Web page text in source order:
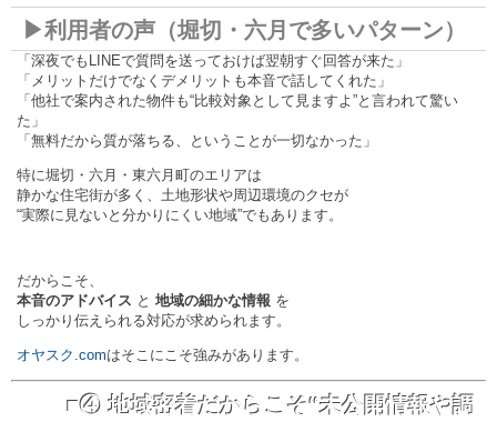
▶利用者の声（堀切・六月で多いパターン）
「深夜でもLINEで質問を送っておけば翌朝すぐ回答が来た」
「メリットだけでなくデメリットも本音で話してくれた」
「他社で案内された物件も“比較対象として見ますよ”と言われて驚い
た」
「無料だから質が落ちる、ということが一切なかった」
特に堀切・六月・東六月町のエリアは
静かな住宅街が多く、土地形状や周辺環境のクセが
“実際に見ないと分かりにくい地域”でもあります。
だからこそ、
本音のアドバイス と 地域の細かな情報 を
しっかり伝えられる対応が求められます。
オヤスク.comはそこにこそ強みがあります。
■④ 地域密着だからこそ“未公開情報や調